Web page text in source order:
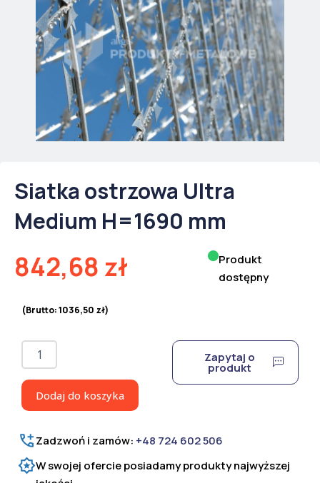
Siatka ostrzowa Ultra
Medium H=1690 mm
842,68 zł
(Brutto:1036,50 zł)
Produkt
dostępny
ilość
Siatka
Ultra
Medium
mm
Dodaj do koszyka
Zapytaj o
produkt
Zadzwoń i zamów: +48 724 602 506
W swojej ofercie posiadamy produkty najwyższej